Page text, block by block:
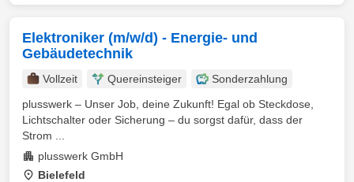
Elektroniker (m/w/d) - Energie- und
Gebäudetechnik
Vollzeit Quereinsteiger
Sonderzahlung
plusswerk – Unser Job, deine Zukunft! Egal ob Steckdose,
Lichtschalter oder Sicherung – du sorgst dafür, dass der
Strom ...
plusswerk GmbH
Bielefeld